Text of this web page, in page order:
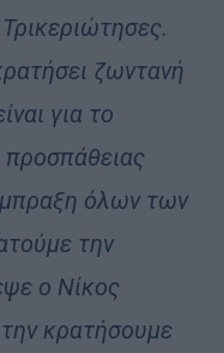
ζωντανή
για το
όλων των
την
ο Νίκος
κρατήσουμε